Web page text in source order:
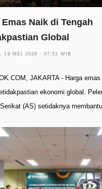
Emas Naik di Tengah
Global
19 MEI 2026 - 07:51 WIB
JAKARTA - Harga
ekonomi global.
(AS) setidaknya